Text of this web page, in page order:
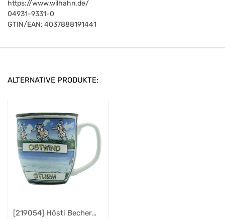
https://www.wilhahn.de/
04931-9331-0
GTIN/EAN: 4037888191441
ALTERNATIVE PRODUKTE:
[219054] Hösti Becher